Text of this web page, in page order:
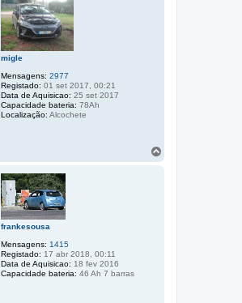
migle
Mensagens: 2977
Registado: 01 set 2017, 00:21
Data de Aquisicao: 25 set 2017
Capacidade bateria: 78Ah
Localização: Alcochete
frankesousa
Mensagens: 1415
Registado: 17 abr 2018, 00:11
Data de Aquisicao: 18 fev 2016
Capacidade bateria: 46 Ah 7 barras